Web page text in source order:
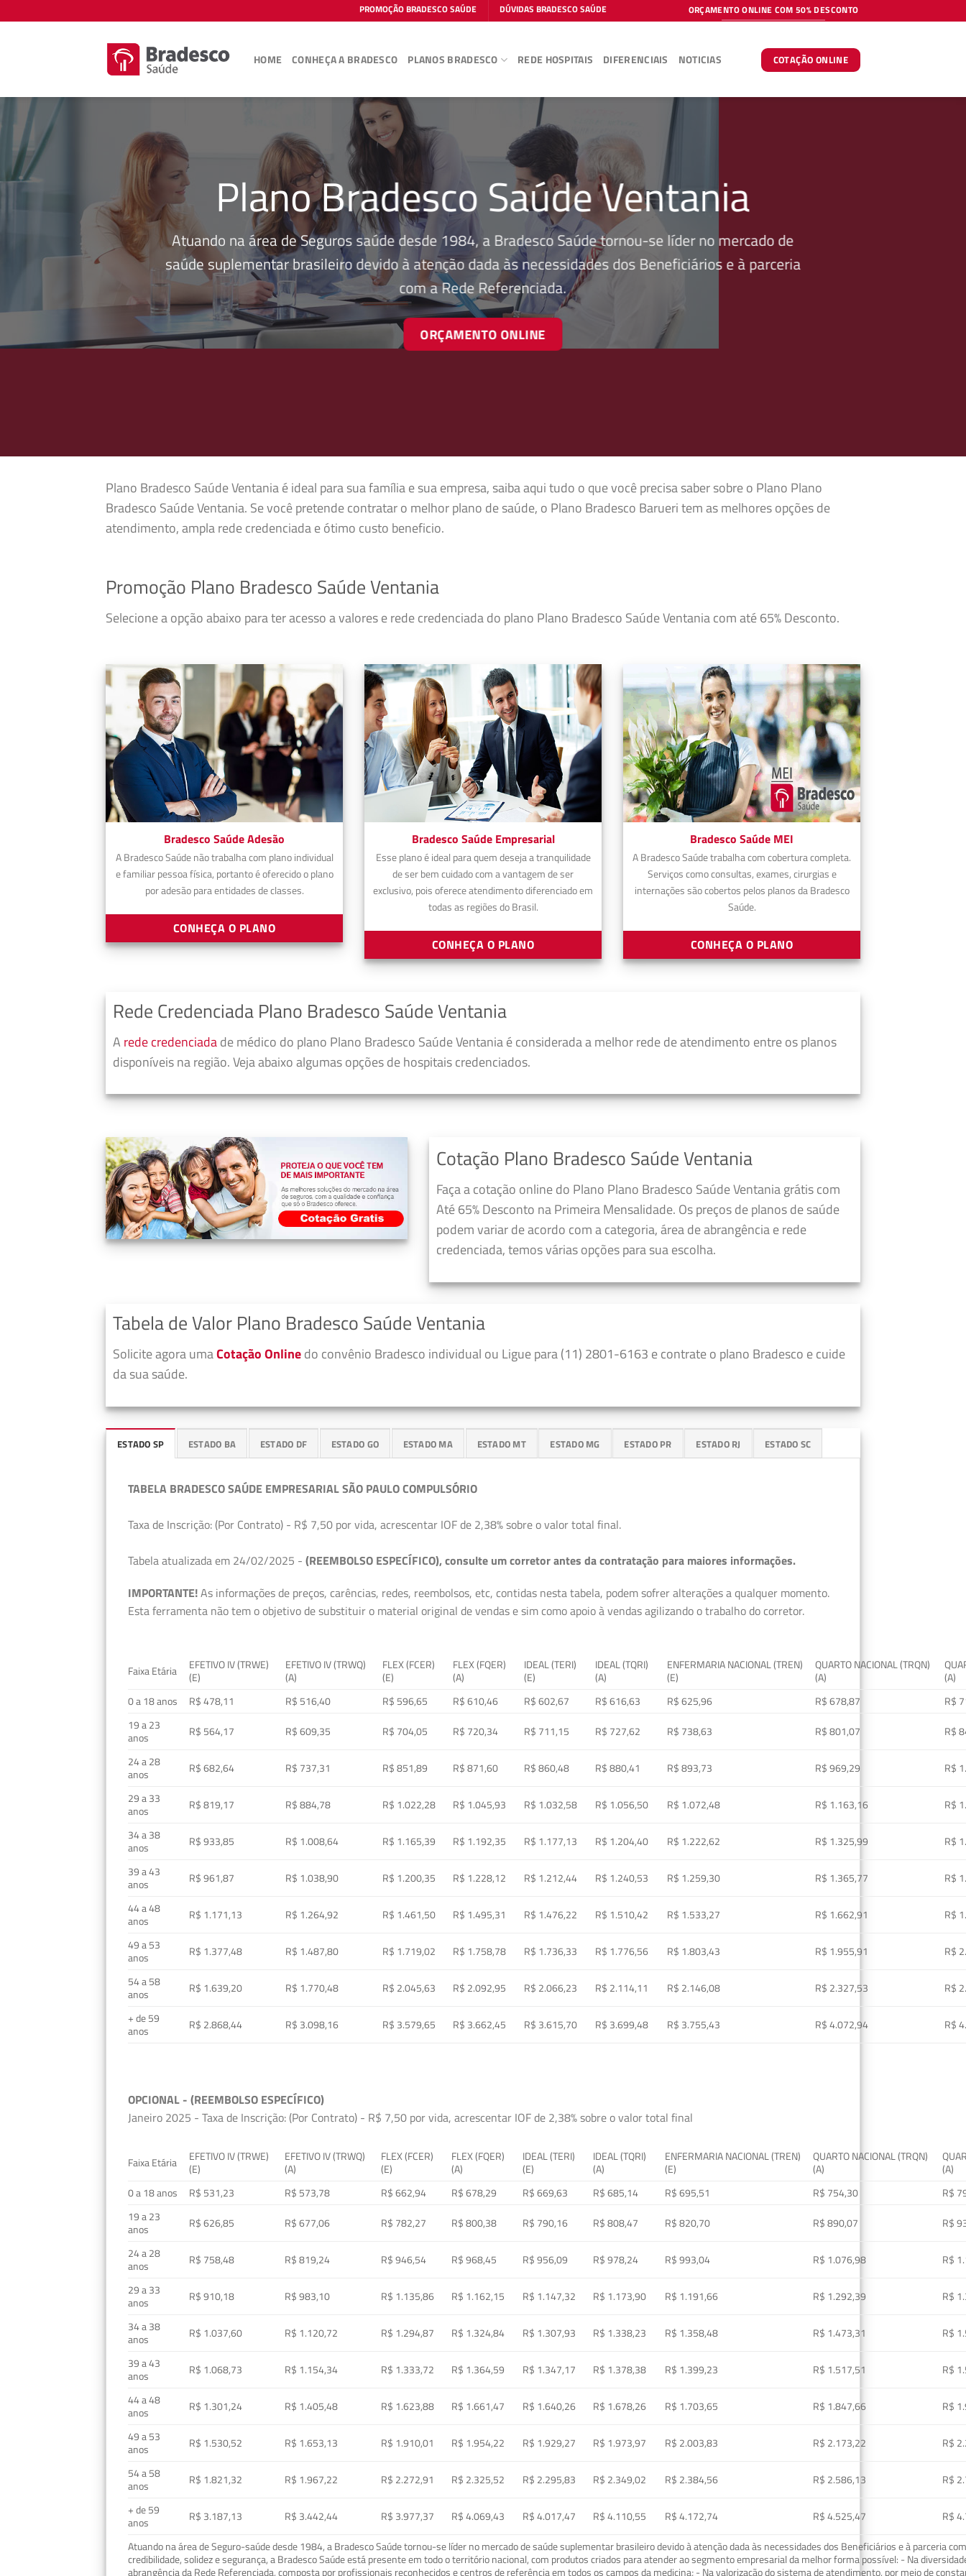
to
PROMOÇÃO BRADESCO SAÚDE DÚVIDAS BRADESCO SAÚDE ORÇAMENTO ONLINE COM 50% DESCONTO
HOME CONHEÇA A BRADESCO PLANOS BRADESCO REDE HOSPITAIS DIFERENCIAIS NOTICIAS COTAÇÃO ONLINE
Plano Bradesco Saúde Ventania
Atuando na área de Seguros saúde desde 1984, a Bradesco Saúde tornou-se líder no mercado de
saúde suplementar brasileiro devido à atenção dada às necessidades dos Beneficiários e à parceria
com a Rede Referenciada.
ORÇAMENTO ONLINE
Plano Bradesco Saúde Ventania é ideal para sua família e sua empresa, saiba aqui tudo o que você precisa saber sobre o Plano Plano
Bradesco Saúde Ventania. Se você pretende contratar o melhor plano de saúde, o Plano Bradesco Barueri tem as melhores opções de
atendimento, ampla rede credenciada e ótimo custo beneficio.
Promoção Plano Bradesco Saúde Ventania
Selecione a opção abaixo para ter acesso a valores e rede credenciada do plano Plano Bradesco Saúde Ventania com até 65% Desconto.
Bradesco Saúde Adesão
A Bradesco Saúde não trabalha com plano individual
e familiar pessoa física, portanto é oferecido o plano
por adesão para entidades de classes.
CONHEÇA O PLANO
Bradesco Saúde Empresarial
Esse plano é ideal para quem deseja a tranquilidade
de ser bem cuidado com a vantagem de ser
exclusivo, pois oferece atendimento diferenciado em
todas as regiões do Brasil.
CONHEÇA O PLANO
Bradesco Saúde MEI
A Bradesco Saúde trabalha com cobertura completa.
Serviços como consultas, exames, cirurgias e
internações são cobertos pelos planos da Bradesco
Saúde.
CONHEÇA O PLANO
Rede Credenciada Plano Bradesco Saúde Ventania
A rede credenciadade médico do plano Plano Bradesco Saúde Ventania é considerada a melhor rede de atendimento entre os planos
disponíveis na região. Veja abaixo algumas opções de hospitais credenciados.
Cotação Plano Bradesco Saúde Ventania
Faça a cotação online do Plano Plano Bradesco Saúde Ventania grátis com
Até 65% Desconto na Primeira Mensalidade. Os preços de planos de saúde
podem variar de acordo com a categoria, área de abrangência e rede
credenciada, temos várias opções para sua escolha.
Tabela de Valor Plano Bradesco Saúde Ventania
Solicite agora umaCotação Onlinedo convênio Bradesco individual ou Ligue para (11) 2801-6163 e contrate o plano Bradesco e cuide
da sua saúde.
ESTADO SP ESTADO BA ESTADO DF ESTADO GO ESTADO MA ESTADO MT ESTADO MG ESTADO PR ESTADO RJ ESTADO SC
TABELA BRADESCO SAÚDE EMPRESARIAL SÃO PAULO COMPULSÓRIO
Taxa de Inscrição: (Por Contrato) - R$ 7,50 por vida, acrescentar IOF de 2,38% sobre o valor total final.
Tabela atualizada em 24/02/2025 - (REEMBOLSO ESPECÍFICO), consulte um corretor antes da contratação para maiores informações.
IMPORTANTE!As informações de preços, carências, redes, reembolsos, etc, contidas nesta tabela, podem sofrer alterações a qualquer momento.
Esta ferramenta não tem o objetivo de substituir o material original de vendas e sim como apoio à vendas agilizando o trabalho do corretor.
Faixa Etária
EFETIVO IV (TRWE)
(E)
EFETIVO IV (TRWQ)
(A)
FLEX (FCER)
(E)
FLEX (FQER)
(A)
IDEAL (TERI)
(E)
IDEAL (TQRI)
(A)
ENFERMARIA NACIONAL (TREN)
(E)
QUARTO NACIONAL (TRQN)
(A)
(A)
0 a 18 anos
R$ 478,11 R$ 516,40 R$ 596,65 R$ 610,46 R$ 602,67 R$ 616,63 R$ 625,96 R$ 678,87
R$
19 a 23
anos
R$ 564,17 R$ 609,35 R$ 704,05 R$ 720,34 R$ 711,15 R$ 727,62 R$ 738,63 R$ 801,07
R$
24 a 28
anos
R$ 682,64 R$ 737,31 R$ 851,89 R$ 871,60 R$ 860,48 R$ 880,41 R$ 893,73 R$ 969,29
R$
29 a 33
anos
R$ 819,17 R$ 884,78 R$ 1.022,28 R$ 1.045,93 R$ 1.032,58 R$ 1.056,50 R$ 1.072,48 R$ 1.163,16
R$
34 a 38
anos
R$ 933,85 R$ 1.008,64 R$ 1.165,39 R$ 1.192,35 R$ 1.177,13 R$ 1.204,40 R$ 1.222,62 R$ 1.325,99
R$
39 a 43
anos
R$ 961,87 R$ 1.038,90 R$ 1.200,35 R$ 1.228,12 R$ 1.212,44 R$ 1.240,53 R$ 1.259,30 R$ 1.365,77
R$
44 a 48
anos
R$ 1.171,13 R$ 1.264,92 R$ 1.461,50 R$ 1.495,31 R$ 1.476,22 R$ 1.510,42 R$ 1.533,27 R$ 1.662,91
R$
49 a 53
anos
R$ 1.377,48 R$ 1.487,80 R$ 1.719,02 R$ 1.758,78 R$ 1.736,33 R$ 1.776,56 R$ 1.803,43 R$ 1.955,91
R$
54 a 58
anos
R$ 1.639,20 R$ 1.770,48 R$ 2.045,63 R$ 2.092,95 R$ 2.066,23 R$ 2.114,11 R$ 2.146,08 R$ 2.327,53
R$
+ de 59
anos
R$ 2.868,44 R$ 3.098,16 R$ 3.579,65 R$ 3.662,45 R$ 3.615,70 R$ 3.699,48 R$ 3.755,43 R$ 4.072,94 R$
OPCIONAL - (REEMBOLSO ESPECÍFICO)
Janeiro 2025 - Taxa de Inscrição: (Por Contrato) - R$ 7,50 por vida, acrescentar IOF de 2,38% sobre o valor total final
Faixa Etária
EFETIVO IV (TRWE)
(E)
EFETIVO IV (TRWQ)
(A)
FLEX (FCER)
(E)
FLEX (FQER)
(A)
IDEAL (TERI)
(E)
IDEAL (TQRI)
(A)
ENFERMARIA NACIONAL (TREN)
(E)
QUARTO NACIONAL (TRQN)
(A)
(A)
0 a 18 anos
R$ 531,23 R$ 573,78 R$ 662,94 R$ 678,29 R$ 669,63 R$ 685,14 R$ 695,51 R$ 754,30
R$
19 a 23
anos
R$ 626,85 R$ 677,06 R$ 782,27 R$ 800,38 R$ 790,16 R$ 808,47 R$ 820,70 R$ 890,07
R$
24 a 28
anos
R$ 758,48 R$ 819,24 R$ 946,54 R$ 968,45 R$ 956,09 R$ 978,24 R$ 993,04 R$ 1.076,98
R$
29 a 33
anos
R$ 910,18 R$ 983,10 R$ 1.135,86 R$ 1.162,15 R$ 1.147,32 R$ 1.173,90 R$ 1.191,66 R$ 1.292,39
R$
34 a 38
anos
R$ 1.037,60 R$ 1.120,72 R$ 1.294,87 R$ 1.324,84 R$ 1.307,93 R$ 1.338,23 R$ 1.358,48 R$ 1.473,31
R$
39 a 43
anos
R$ 1.068,73 R$ 1.154,34 R$ 1.333,72 R$ 1.364,59 R$ 1.347,17 R$ 1.378,38 R$ 1.399,23 R$ 1.517,51
R$
44 a 48
anos
R$ 1.301,24 R$ 1.405,48 R$ 1.623,88 R$ 1.661,47 R$ 1.640,26 R$ 1.678,26 R$ 1.703,65 R$ 1.847,66
R$
49 a 53
anos
R$ 1.530,52 R$ 1.653,13 R$ 1.910,01 R$ 1.954,22 R$ 1.929,27 R$ 1.973,97 R$ 2.003,83 R$ 2.173,22
R$
54 a 58
anos
R$ 1.821,32 R$ 1.967,22 R$ 2.272,91 R$ 2.325,52 R$ 2.295,83 R$ 2.349,02 R$ 2.384,56 R$ 2.586,13
R$
+ de 59
anos
R$ 3.187,13 R$ 3.442,44 R$ 3.977,37 R$ 4.069,43 R$ 4.017,47 R$ 4.110,55 R$ 4.172,74 R$ 4.525,47
R$
Atuando na área de Seguro-saúde desde 1984, a Bradesco Saúde tornou-se líder no mercado de saúde suplementar brasileiro devido à atenção dada às necessidades dos Beneficiários e à parceria
credibilidade, solidez e segurança, a Bradesco Saúde está presente em todo o território nacional, com produtos criados para atender ao segmento empresarial da melhor forma possível: - Na
abrangência da Rede Referenciada, composta por profissionais reconhecidos e centros de referência em todos os campos da medicina; - Na valorização do sistema de atendimento, por meio de